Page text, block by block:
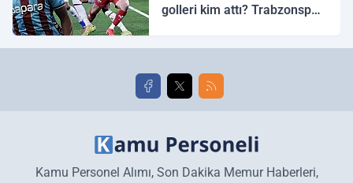
golleri kim attı? Trabzonspor
golleri!
Kamu Personel Alımı, Son Dakika Memur Haberleri,